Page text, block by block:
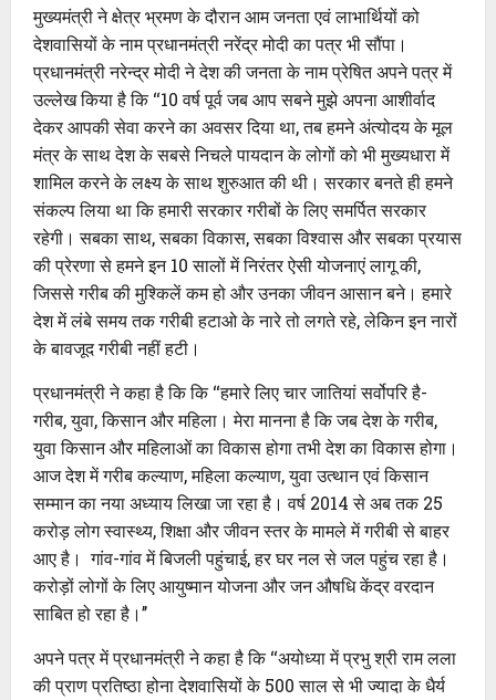
मुख्यमंत्री ने क्षेत्र भ्रमण के दौरान आम जनता एवं लाभार्थियों को
देशवासियों के नाम प्रधानमंत्री नरेंद्र मोदी का पत्र भी सौंपा।
प्रधानमंत्री नरेन्द्र मोदी ने देश की जनता के नाम प्रेषित अपने पत्र में
उल्लेख किया है कि ‘‘10 वर्ष पूर्व जब आप सबने मुझे अपना आशीर्वाद
देकर आपकी सेवा करने का अवसर दिया था, तब हमने अंत्योदय के मूल
मंत्र के साथ देश के सबसे निचले पायदान के लोगों को भी मुख्यधारा में
शामिल करने के लक्ष्य के साथ शुरुआत की थी। सरकार बनते ही हमने
संकल्प लिया था कि हमारी सरकार गरीबों के लिए समर्पित सरकार
रहेगी। सबका साथ, सबका विकास, सबका विश्वास और सबका प्रयास
की प्रेरणा से हमने इन 10 सालों में निरंतर ऐसी योजनाएं लागू की,
जिससे गरीब की मुश्किलें कम हो और उनका जीवन आसान बने। हमारे
देश में लंबे समय तक गरीबी हटाओ के नारे तो लगते रहे, लेकिन इन नारों
के बावजूद गरीबी नहीं हटी।
प्रधानमंत्री ने कहा है कि कि ‘‘हमारे लिए चार जातियां सर्वोपरि है-
गरीब, युवा, किसान और महिला। मेरा मानना है कि जब देश के गरीब,
युवा किसान और महिलाओं का विकास होगा तभी देश का विकास होगा।
आज देश में गरीब कल्याण, महिला कल्याण, युवा उत्थान एवं किसान
सम्मान का नया अध्याय लिखा जा रहा है। वर्ष 2014 से अब तक 25
करोड़ लोग स्वास्थ्य, शिक्षा और जीवन स्तर के मामले में गरीबी से बाहर
आए है। गांव-गांव में बिजली पहुंचाई, हर घर नल से जल पहुंच रहा है।
करोड़ों लोगों के लिए आयुष्मान योजना और जन औषधि केंद्र वरदान
साबित हो रहा है।’’
अपने पत्र में प्रधानमंत्री ने कहा है कि ‘‘अयोध्या में प्रभु श्री राम लला
की प्राण प्रतिष्ठा होना देशवासियों के 500 साल से भी ज्यादा के धैर्य